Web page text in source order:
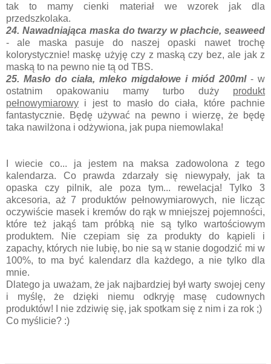
tak to mamy cienki materiał we wzorek jak dla
przedszkolaka.
24. Nawadniająca maska do twarzy w płachcie, seaweed
- ale maska pasuje do naszej opaski nawet trochę
kolorystycznie! maskę użyję czy z maską czy bez, ale jak z
maską to na pewno nie tą od TBS.
25. Masło do ciała, mleko migdałowe i miód 200ml- w
ostatnim opakowaniu mamy turbo duży produkt
pełnowymiarowy i jest to masło do ciała, które pachnie
fantastycznie. Będę używać na pewno i wierzę, że będę
taka nawilżona i odżywiona, jak pupa niemowlaka!
I wiecie co... ja jestem na maksa zadowolona z tego
kalendarza. Co prawda zdarzały się niewypały, jak ta
opaska czy pilnik, ale poza tym... rewelacja! Tylko 3
akcesoria, aż 7 produktów pełnowymiarowych, nie licząc
oczywiście masek i kremów do rąk w mniejszej pojemności,
które też jakąś tam próbką nie są tylko wartościowym
produktem. Nie czepiam się za produkty do kąpieli i
zapachy, których nie lubię, bo nie są w stanie dogodzić mi w
100%, to ma być kalendarz dla każdego, a nie tylko dla
mnie.
Dlatego ja uważam, że jak najbardziej był warty swojej ceny
i myślę, że dzięki niemu odkryję masę cudownych
produktów! I nie zdziwię się, jak spotkam się z nim i za rok ;)
Co myślicie? :)